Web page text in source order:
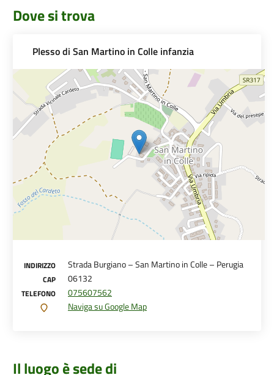
Dove si trova
Plesso di San Martino in Colle infanzia
INDIRIZZO Strada Burgiano – San Martino in Colle – Perugia
CAP 06132
TELEFONO
075607562
Naviga su Google Map
Il luogo è sede di